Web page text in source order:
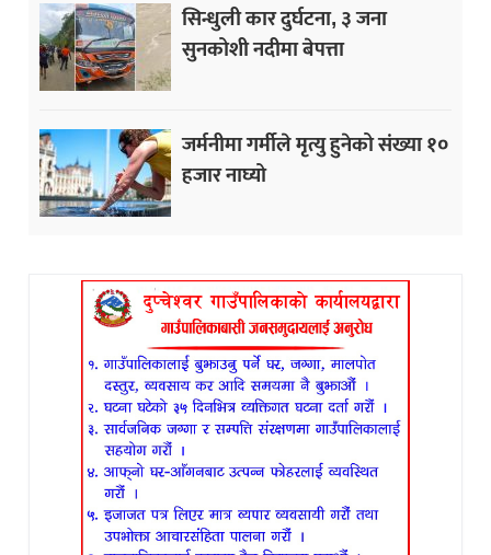
सिन्धुली कार दुर्घटना, ३ जना
सुनकोशी नदीमा बेपत्ता
जर्मनीमा गर्मीले मृत्यु हुनेको संख्या १०
हजार नाघ्यो